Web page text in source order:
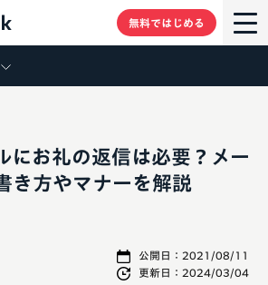
無料ではじめる
にお礼の返信は必要？メー
き方やマナーを解説
公開日： 2021/08/11
更新日： 2024/03/04